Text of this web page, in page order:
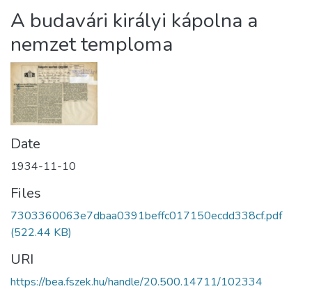
A budavári királyi kápolna a
nemzet temploma
Date
1934-11-10
Files
7303360063e7dbaa0391beffc017150ecdd338cf.pdf
(522.44 KB)
URI
https://bea.fszek.hu/handle/20.500.14711/102334